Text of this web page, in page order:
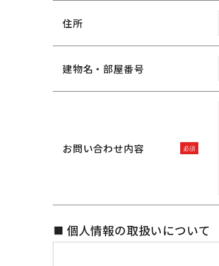
住所
建物名・部屋番号
お問い合わせ内容
個人情報の取扱いについて